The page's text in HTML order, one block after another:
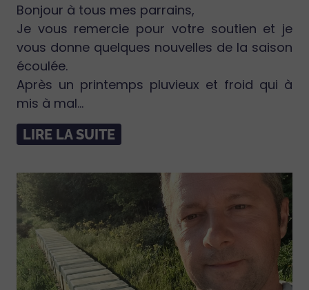
Bonjour à tous mes parrains,
Je vous remercie pour votre soutien et je
vous donne quelques nouvelles de la saison
écoulée.
Après un printemps pluvieux et froid qui à
mis à mal...
LIRE LA SUITE